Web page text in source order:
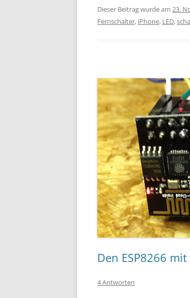
Dieser Beitrag wurde am 23.
Fernschalter, iPhone, LED,
Den ESP8266
4 Antworten